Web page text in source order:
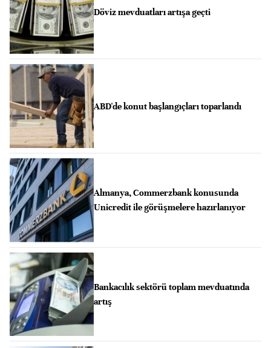
Döviz mevduatları artışa geçti
ABD'de konut başlangıçları toparlandı
Almanya, Commerzbank konusunda
Unicredit ile görüşmelere hazırlanıyor
Bankacılık sektörü toplam mevduatında
artış